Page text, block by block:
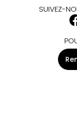
SUIVEZ-